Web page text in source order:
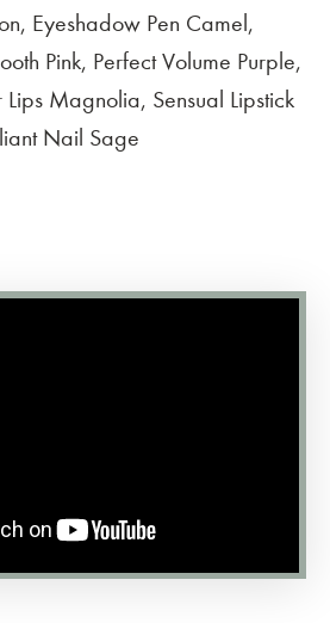
Eyeshadow Pen Camel,
Pink, Perfect Volume Purple,
Magnolia, Sensual Lipstick
Nail Sage